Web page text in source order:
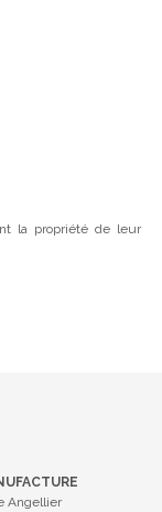
la propriété de leur
Angellier